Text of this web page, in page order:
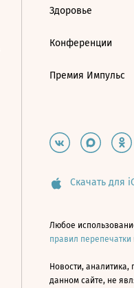
Здоровье
Конференции
Премия Импульс
Скачать для
Любое
правил перепечатки
Новости,
данном сайте, не